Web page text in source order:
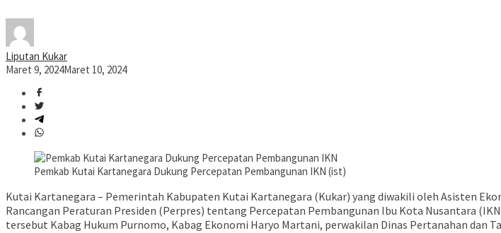
Liputan Kukar
Maret 9, 2024Maret 10, 2024
Pemkab Kutai Kartanegara Dukung Percepatan Pembangunan IKN (ist)
Kutai Kartanegara – Pemerintah Kabupaten Kutai Kartanegara (Kukar) yang diwakili oleh Asisten
Rancangan Peraturan Presiden (Perpres) tentang Percepatan Pembangunan Ibu Kota Nusantara
tersebut Kabag Hukum Purnomo, Kabag Ekonomi Haryo Martani, perwakilan Dinas Pertanahan dan